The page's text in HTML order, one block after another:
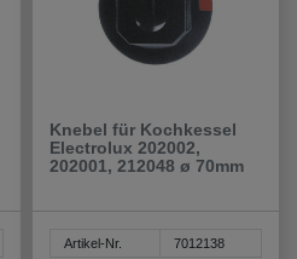
Knebel für Kochkessel
Electrolux 202002,
202001, 212048 ø 70mm
Artikel-Nr. 7012138